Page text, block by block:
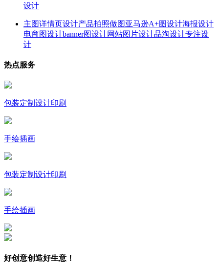
设计
主图详情页设计产品拍照做图亚马逊A+图设计海报设计
电商图设计banner图设计网站图片设计品淘设计专注设
计
热点服务
包装定制设计印刷
手绘插画
包装定制设计印刷
手绘插画
好创意创造好生意！